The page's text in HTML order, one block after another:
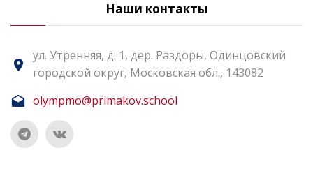
Наши контакты
ул. Утренняя, д. 1, дер. Раздоры, Одинцовский
городской округ, Московская обл., 143082
olympmo@primakov.school